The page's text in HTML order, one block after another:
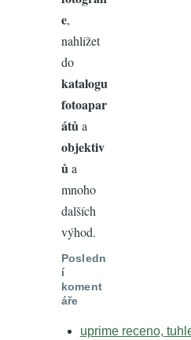
e,
nahlížet
do
katalogu
fotoapar
átů a
objektiv
ů a
mnoho
dalších
výhod.
Posledn
í
koment
áře
uprime receno,